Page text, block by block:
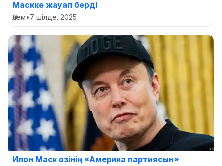
Маскке жауап берді
Әлем•7 шілде, 2025
Илон Маск өзінің «Америка партиясын»